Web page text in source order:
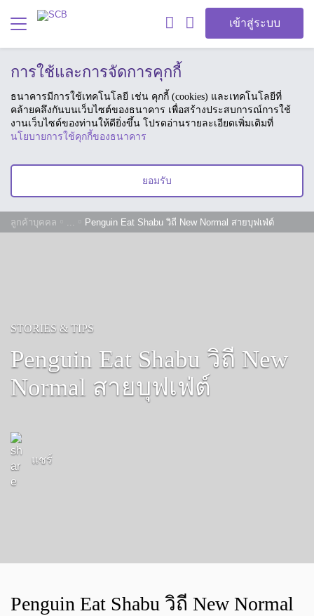
เข้าสู่ระบบ
การใช้และการจัดการคุกกี้
ธนาคารมีการใช้เทคโนโลยี เช่น คุกกี้ (cookies) และเทคโนโลยีที่
คล้ายคลึงกันบนเว็บไซต์ของธนาคาร เพื่อสร้างประสบการณ์การใช้
งานเว็บไซต์ของท่านให้ดียิ่งขึ้น โปรดอ่านรายละเอียดเพิ่มเติมที่
นโยบายการใช้คุกกี้ของธนาคาร
ยอมรับ
ลูกค้าบุคคล ... Penguin Eat Shabu วิถี New Normal สายบุฟเฟ่ต์
STORIES & TIPS
Penguin Eat Shabu วิถี New
Normal สายบุฟเฟ่ต์
แชร์
Penguin Eat Shabu วิถี New Normal